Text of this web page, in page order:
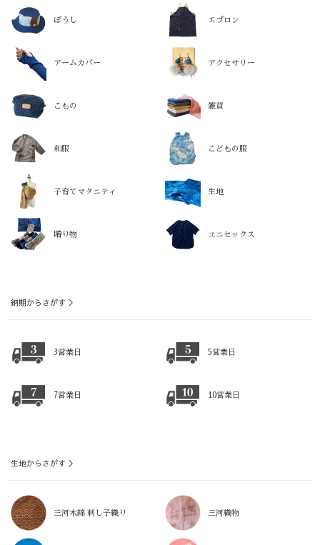
ぼうし エプロン
アームカバー アクセサリー
こもの 雑貨
和服 こどもの服
子育てマタニティ 生地
贈り物 ユニセックス
納期からさがす ＞
3営業日 5営業日
7営業日 10営業日
生地からさがす ＞
三河木綿 刺し子織り 三河織物